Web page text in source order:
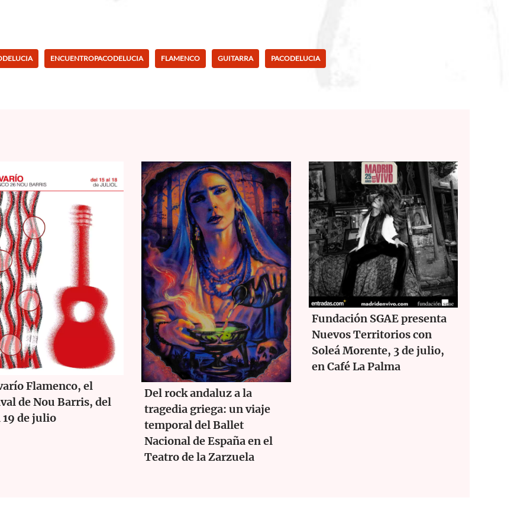
ENCUENTROPACODELUCIA FLAMENCO GUITARRA PACODELUCIA
Flamenco, el
de Nou Barris, del
19 de julio
Del rock andaluz a la
tragedia griega: un viaje
temporal del Ballet
Nacional de España en el
Teatro de la Zarzuela
Fundación SGAE presenta
Nuevos Territorios con
Soleá Morente, 3 de julio,
en Café La Palma